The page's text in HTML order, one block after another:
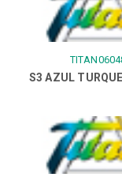
S3 AZUL